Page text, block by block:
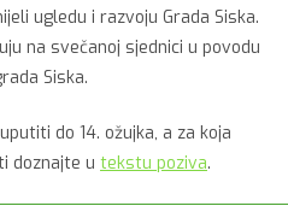
ugledu i razvoju Grada Siska.
na svečanoj sjednici u povodu
Siska.
do 14. ožujka, a za koja
doznajte u tekstu poziva.